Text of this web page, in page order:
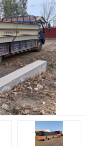
品烘干机
送机
自动输送机
品螺旋塔
材撕碎机
撕碎机